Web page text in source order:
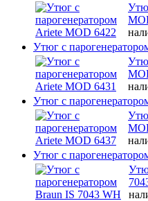
Утюг с
Утюг с
Утюг с